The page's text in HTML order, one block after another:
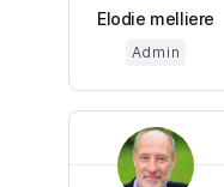
Elodie melliere
Admin